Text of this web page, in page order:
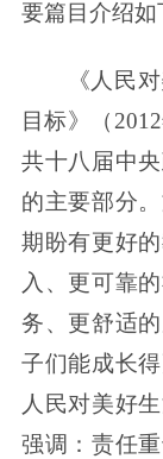
要篇目介绍如
《人民对
目标》（
共十八届中
的主要部分
期盼有更好
入、更可靠
务、更舒适
子们能成长
人民对美好
强调：责任